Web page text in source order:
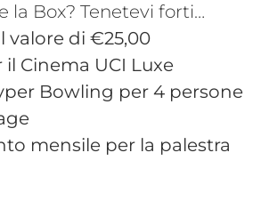
la Box? Tenetevi forti…
valore di €25,00
Cinema UCI Luxe
Bowling per 4 persone
mensile per la palestra